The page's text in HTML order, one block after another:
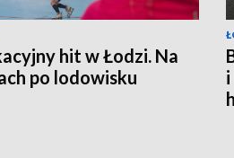
hit w Łodzi. Na
po lodowisku
i